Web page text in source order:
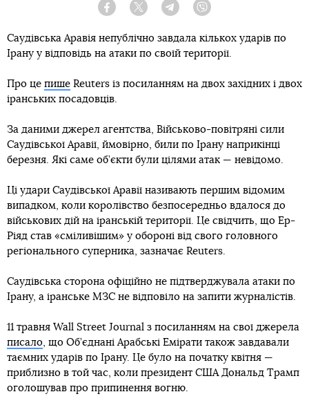
Facebook Twitter Telegram
Саудівська Аравія непублічно завдала кількох ударів по
Ірану у відповідь на атаки по своїй території.
Про це пише Reuters із посиланням на двох західних і двох
іранських посадовців.
За даними джерел агентства, Військово-повітряні сили
Саудівської Аравії, ймовірно, били по Ірану наприкінці
березня. Які саме об’єкти були цілями атак — невідомо.
Ці удари Саудівської Аравії називають першим відомим
випадком, коли королівство безпосередньо вдалося до
військових дій на іранській території. Це свідчить, що Ер-
Ріяд став «сміливішим» у обороні від свого головного
регіонального суперника, зазначає Reuters.
Саудівська сторона офіційно не підтверджувала атаки по
Ірану, а іранське МЗС не відповіло на запити журналістів.
11 травня Wall Street Journal з посиланням на свої джерела
писало, що Об’єднані Арабські Емірати також завдавали
таємних ударів по Ірану. Це було на початку квітня —
приблизно в той час, коли президент США Дональд Трамп
оголошував про припинення вогню.